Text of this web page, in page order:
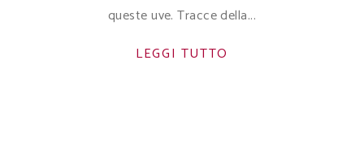
queste uve. Tracce della
LEGGI TUTTO